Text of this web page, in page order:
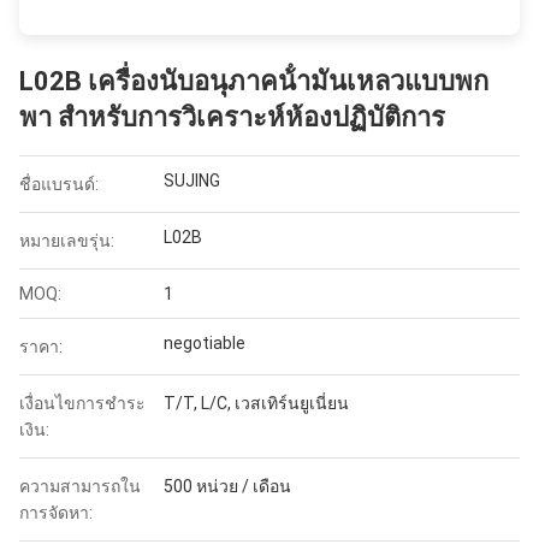
L02B เครื่องนับอนุภาคน้ํามันเหลวแบบพก
พา สําหรับการวิเคราะห์ห้องปฏิบัติการ
ชื่อแบรนด์: SUJING
หมายเลขรุ่น: L02B
MOQ: 1
ราคา: negotiable
เงื่อนไขการชำระ
เงิน:
T/T, L/C, เวสเทิร์นยูเนี่ยน
ความสามารถใน
การจัดหา:
500 หน่วย / เดือน